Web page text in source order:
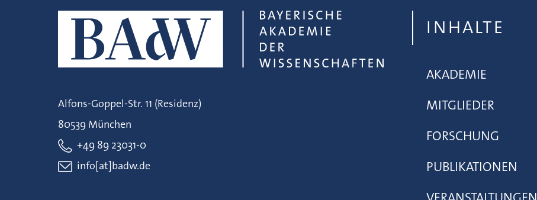
Alfons-Goppel-Str. 11 (Residenz)
80539 München
+49 89 23031-0
info[at]badw.de
INHALTE
AKADEMIE
MITGLIEDER
FORSCHUNG
PUBLIKATIONEN